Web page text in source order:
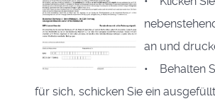
an und
• Behalten
für sich, schicken Sie ein